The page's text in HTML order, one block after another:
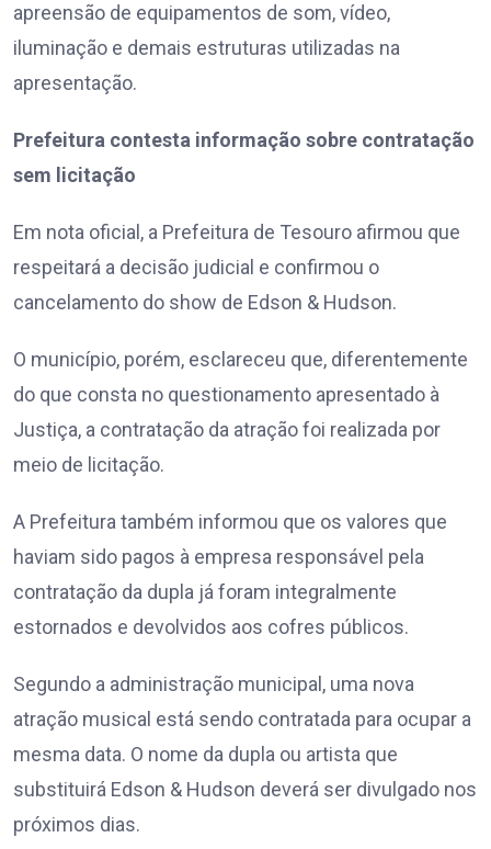
apreensão de equipamentos de som, vídeo,
iluminação e demais estruturas utilizadas na
apresentação.
Prefeitura contesta informação sobre contratação
sem licitação
Em nota oficial, a Prefeitura de Tesouro afirmou que
respeitará a decisão judicial e confirmou o
cancelamento do show de Edson & Hudson.
O município, porém, esclareceu que, diferentemente
do que consta no questionamento apresentado à
Justiça, a contratação da atração foi realizada por
meio de licitação.
A Prefeitura também informou que os valores que
haviam sido pagos à empresa responsável pela
contratação da dupla já foram integralmente
estornados e devolvidos aos cofres públicos.
Segundo a administração municipal, uma nova
atração musical está sendo contratada para ocupar a
mesma data. O nome da dupla ou artista que
substituirá Edson & Hudson deverá ser divulgado nos
próximos dias.